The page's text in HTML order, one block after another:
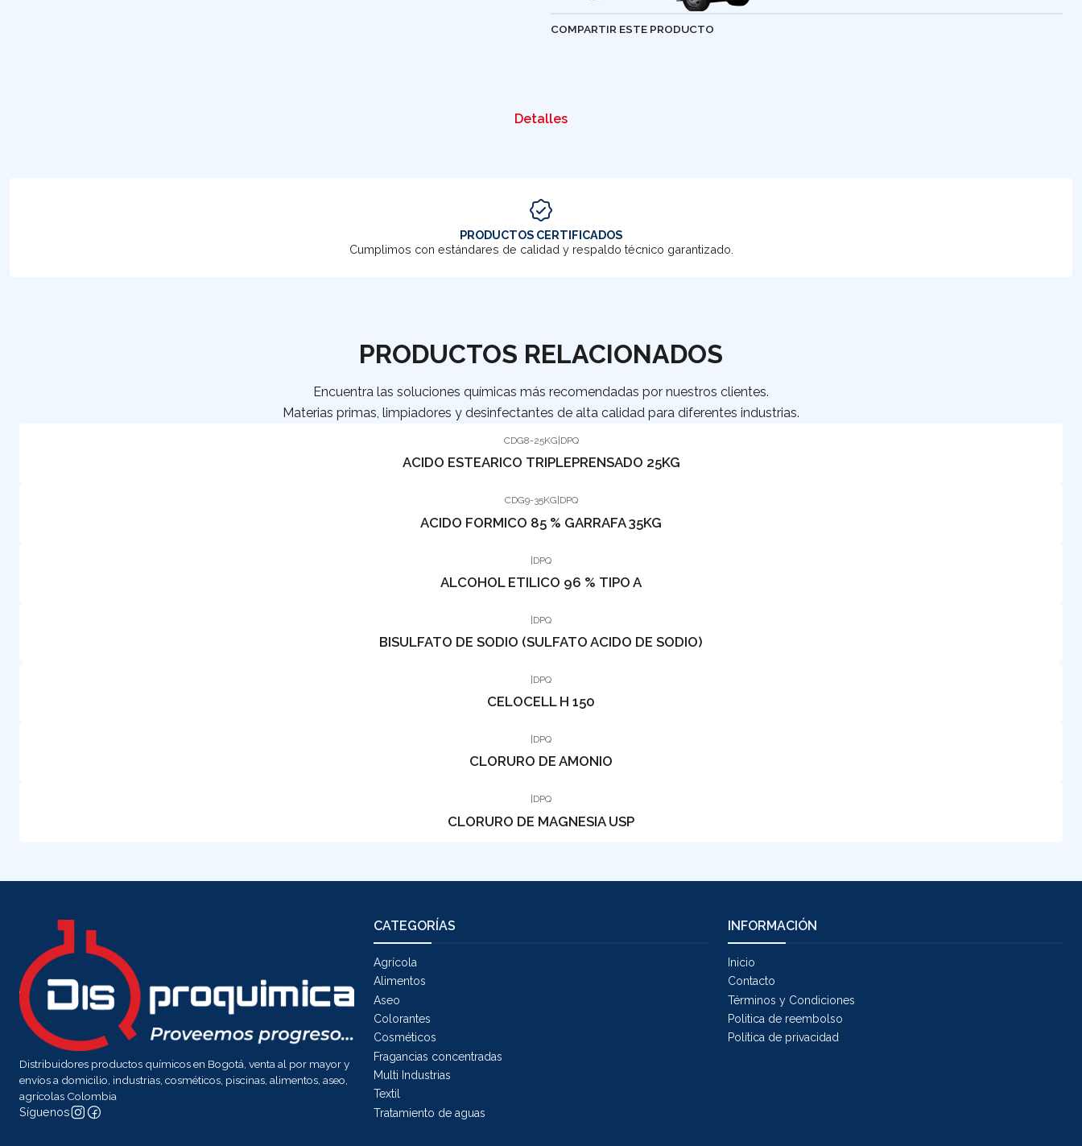
COMPARTIR ESTE PRODUCTO
Detalles
PRODUCTOS CERTIFICADOS
Cumplimos con estándares de calidad y respaldo técnico garantizado.
PRODUCTOS RELACIONADOS
Encuentra las soluciones químicas más recomendadas por nuestros clientes.
Materias primas, limpiadores y desinfectantes de alta calidad para diferentes industrias.
CDG8-25KG DPQ
ACIDO ESTEARICO TRIPLEPRENSADO 25KG
CDG9-35KG DPQ
ACIDO FORMICO 85 % GARRAFA 35KG
|DPQ
ALCOHOL ETILICO 96 % TIPO A
|DPQ
BISULFATO DE SODIO (SULFATO ACIDO DE SODIO)
DPQ
CELOCELL H 150
DPQ
CLORURO DE AMONIO
DPQ
CLORURO DE MAGNESIA USP
Distribuidores productos químicos en Bogotá, venta al por mayor y
envíos a domicilio, industrias, cosméticos, piscinas, alimentos, aseo,
agrícolas Colombia
Síguenos
CATEGORÍAS
Agrícola
Alimentos
Aseo
Colorantes
Cosméticos
Fragancias concentradas
Multi Industrias
Textil
Tratamiento de aguas
INFORMACIÓN
Inicio
Contacto
Términos y Condiciones
Politica de reembolso
Política de privacidad